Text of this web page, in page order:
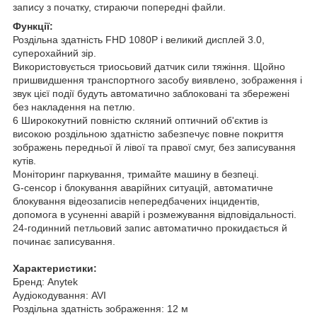
запису з початку, стираючи попередні файли.
Функції:
Роздільна здатність FHD 1080P і великий дисплей 3.0,
суперохайний зір.
Використовується триосьовий датчик сили тяжіння. Щойно
пришвидшення транспортного засобу виявлено, зображення і
звук цієї події будуть автоматично заблоковані та збережені
без накладення на петлю.
6 Ширококутний повністю скляний оптичний об'єктив із
високою роздільною здатністю забезпечує повне покриття
зображень передньої й лівої та правої смуг, без записування
кутів.
Моніторинг паркування, тримайте машину в безпеці.
G-сенсор і блокування аварійних ситуацій, автоматичне
блокування відеозаписів непередбачених інцидентів,
допомога в усуненні аварій і розмежування відповідальності.
24-годинний петльовий запис автоматично прокидається й
починає записування.
Характеристики:
Бренд: Anytek
Аудіокодування: AVI
Роздільна здатність зображення: 12 м